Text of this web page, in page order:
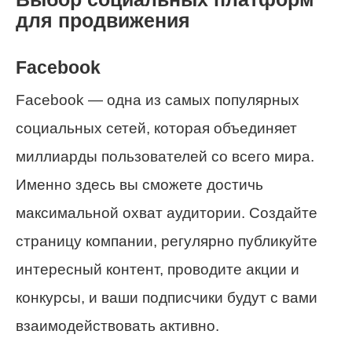
для продвижения
Facebook
Facebook — одна из самых популярных
социальных сетей, которая объединяет
миллиарды пользователей со всего мира.
Именно здесь вы сможете достичь
максимальной охват аудитории. Создайте
страницу компании, регулярно публикуйте
интересный контент, проводите акции и
конкурсы, и ваши подписчики будут с вами
взаимодействовать активно.